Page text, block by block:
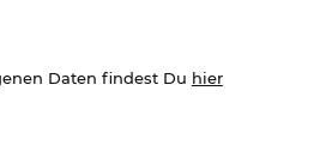
Daten findest Du hier